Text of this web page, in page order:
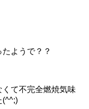
ようで？？
て不完全燃焼気味
(^^;)